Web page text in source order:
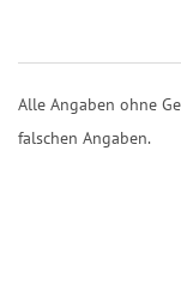
Alle Angaben ohne
falschen Angaben.